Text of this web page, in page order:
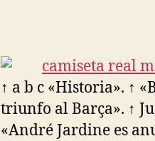
↑ a b c «Historia». ↑
triunfo al Barça». ↑
«André Jardine es